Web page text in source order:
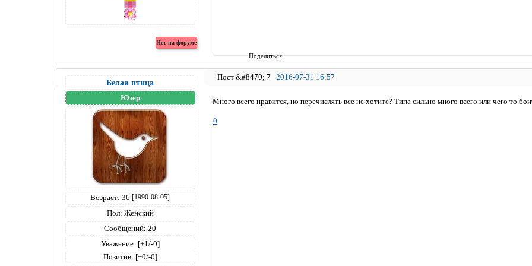
Поделиться
7 2016-07-31 16:57
Белая птица
Юзер
Возраст: 36 [1990-08-05]
Пол: Женский
Сообщений: 20
Уважение: [+1/-0]
Позитив: [+0/-0]
Много всего нравится, но перечислять все не хотите? Типа сильно много всего или чего то
0